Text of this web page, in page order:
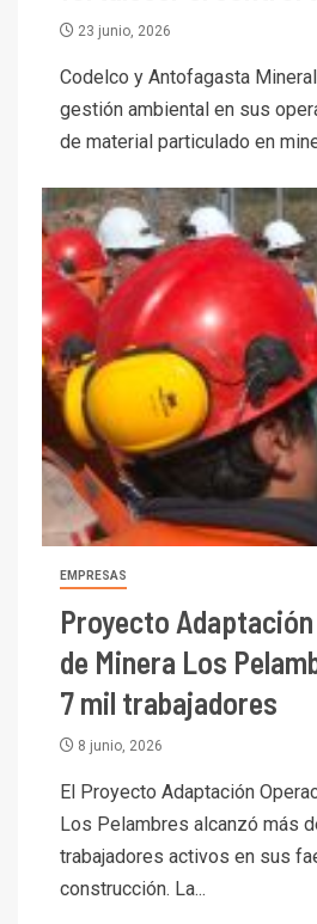
23 junio, 2026
Codelco y Antofagasta
gestión ambiental en sus
de material particulado en
EMPRESAS
Proyecto
de Minera Los
7 mil trabajadores
8 junio, 2026
El Proyecto Adaptación
Los Pelambres alcanzó más
trabajadores activos en sus
construcción. La...